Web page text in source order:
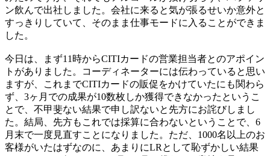
ン飲んで出社しました。会社に来ると気が張るせいか意外と
すっきりしていて、そのまま仕事モードに入ることができま
した。
今日は、まず11時からCITIカードの営業担当者とのアポイン
トがありました。コーディネーターには伝わっていると思い
ますが、これまでCITIカードの販促をかけていたにも関わら
ず、3ヶ月での成果が10数枚しか獲得できなかったというこ
とで、不甲斐ない結果で申し訳ないと先方にお詫びしまし
た。結局、先方もこれでは採算に合わないということで、6
月末で一度見直すことになりました。ただ、1000名以上のお
客様がいたはずなのに、あまりにLRとして恥ずかしい結果